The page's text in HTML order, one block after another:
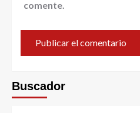
comente.
Buscador